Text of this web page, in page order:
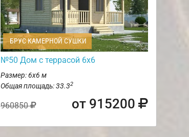
БРУС КАМЕРНОЙ СУШКИ
№50 Дом с террасой 6х6
Размер: 6х6 м
Общая площадь: 33.32
960850 от 915200